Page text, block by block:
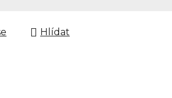
Hlídat